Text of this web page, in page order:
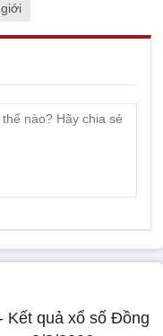
Kết quả xổ số Đồng